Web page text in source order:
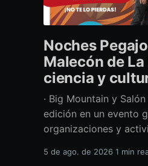
Noches
Malecón de
ciencia y
· Big Mountain y
edición en un evento
organizaciones y
en vivo, divulgación
5 de ago. de 2026 1 min